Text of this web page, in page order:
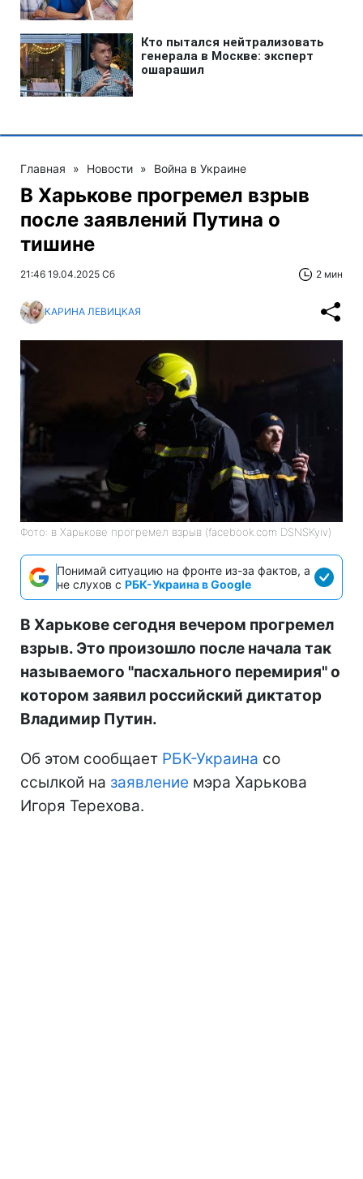
Главная » Новости » Война в Украине
В Харькове прогремел взрыв
после заявлений Путина о
тишине
21:46 19.04.2025 Сб 2 мин
КАРИНА ЛЕВИЦКАЯ
Фото: в Харькове прогремел взрыв (facebook.com DSNSKyiv)
Понимай ситуацию на фронте из-за фактов, а
не слухов с РБК-Украина в Google
В Харькове сегодня вечером прогремел
взрыв. Это произошло после начала так
называемого "пасхального перемирия" о
котором заявил российский диктатор
Владимир Путин.
Об этом сообщает РБК-Украина со
ссылкой на заявление мэра Харькова
Игоря Терехова.